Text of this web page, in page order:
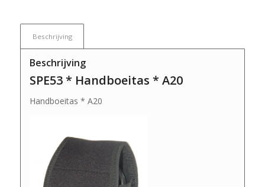
Beschrijving
Beschrijving
SPE53 * Handboeitas * A20
Handboeitas * A20